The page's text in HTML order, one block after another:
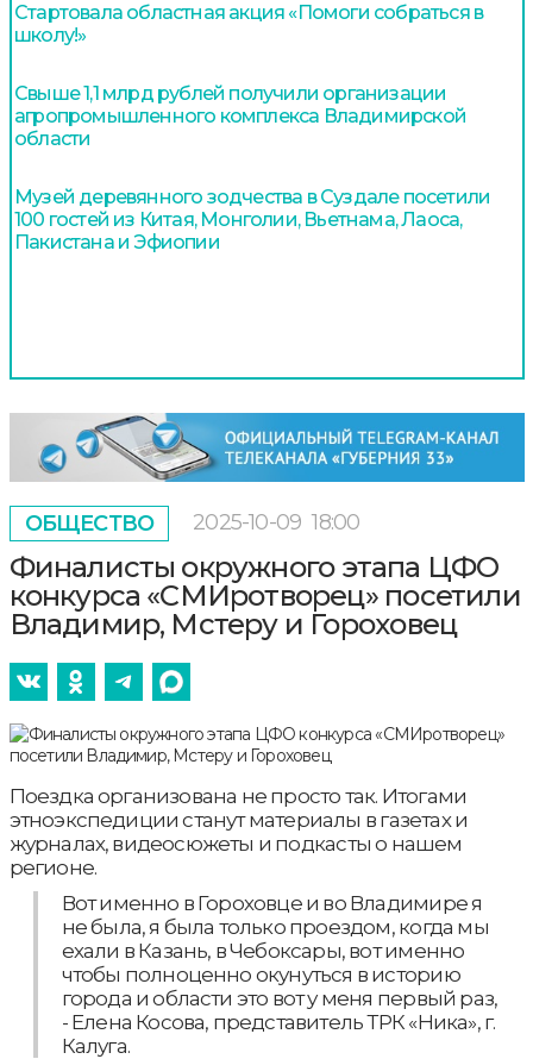
Стартовала областная акция «Помоги собраться в
школу!»
Свыше 1,1 млрд рублей получили организации
агропромышленного комплекса Владимирской
области
Музей деревянного зодчества в Суздале посетили
100 гостей из Китая, Монголии, Вьетнама, Лаоса,
Пакистана и Эфиопии
ОБЩЕСТВО 2025-10-09 18:00
Финалисты окружного этапа ЦФО
конкурса «СМИротворец» посетили
Владимир, Мстеру и Гороховец
Поездка организована не просто так. Итогами
этноэкспедиции станут материалы в газетах и
журналах, видеосюжеты и подкасты о нашем
регионе.
Вот именно в Гороховце и во Владимире я
не была, я была только проездом, когда мы
ехали в Казань, в Чебоксары, вот именно
чтобы полноценно окунуться в историю
города и области это вот у меня первый раз,
- Елена Косова, представитель ТРК «Ника», г.
Калуга.